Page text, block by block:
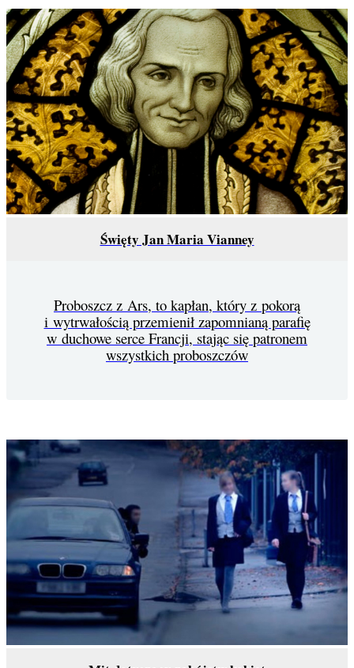
Święty Jan Maria Vianney
Proboszcz z Ars, to kapłan, który z pokorą
i wytrwałością przemienił zapomnianą parafię
w duchowe serce Francji, stając się patronem
wszystkich proboszczów